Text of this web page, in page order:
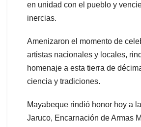
en unidad con el pueblo y
inercias.
Amenizaron el momento de
artistas nacionales y locales,
homenaje a esta tierra de
ciencia y tradiciones.
Mayabeque rindió honor hoy a
Jaruco, Encarnación de Armas